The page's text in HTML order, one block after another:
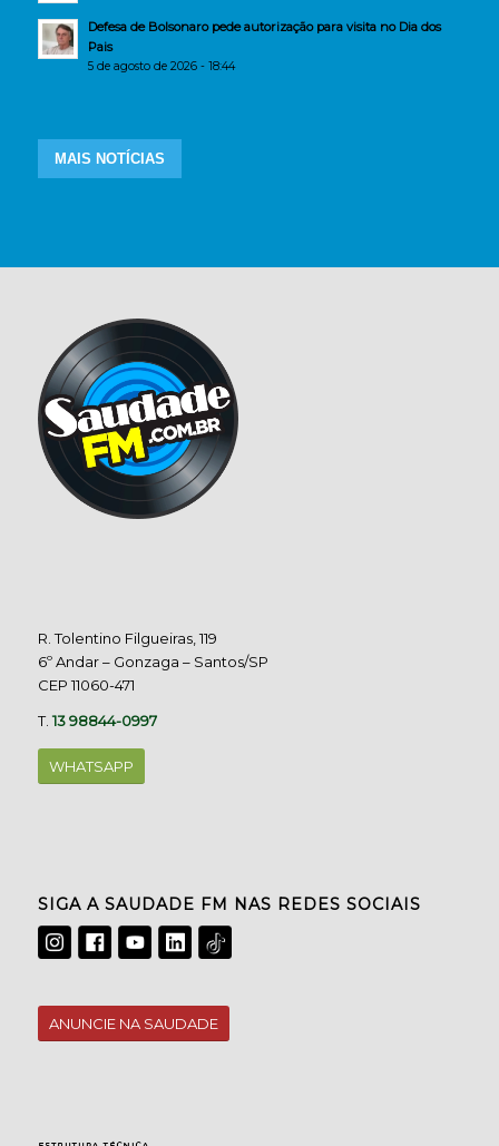
Defesa de Bolsonaro pede autorização para visita no Dia dos
Pais
5 de agosto de 2026 - 18:44
MAIS NOTÍCIAS
R. Tolentino Filgueiras, 119
6º Andar – Gonzaga – Santos/SP
CEP 11060-471
T.13 98844-0997
WHATSAPP
SIGA A SAUDADE FM NAS REDES SOCIAIS
ANUNCIE NA SAUDADE